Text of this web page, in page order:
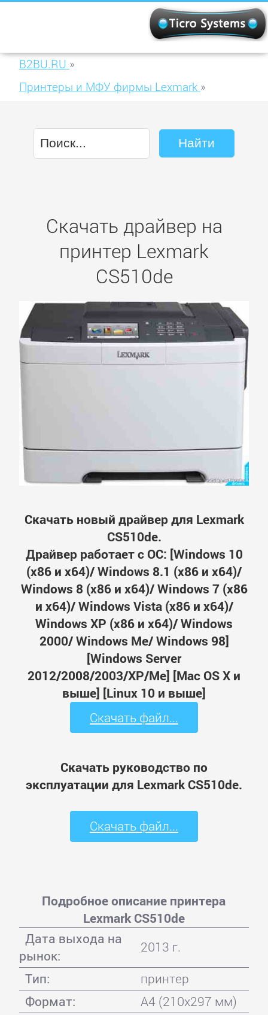
B2BU.RU »
Принтеры и МФУ фирмы Lexmark »
Скачать драйвер на
принтер Lexmark
CS510de
Скачать новый драйвер для Lexmark
CS510de.
Драйвер работает с ОС: [Windows 10
(x86 и x64)/ Windows 8.1 (x86 и x64)/
Windows 8 (x86 и x64)/ Windows 7 (x86
и x64)/ Windows Vista (x86 и x64)/
Windows XP (x86 и x64)/ Windows
2000/ Windows Me/ Windows 98]
[Windows Server
2012/2008/2003/XP/Me] [Mac OS X и
выше] [Linux 10 и выше]
Скачать файл...
Скачать руководство по
эксплуатации для Lexmark CS510de.
Скачать файл...
Подробное описание принтера
Lexmark CS510de
Дата выхода на
рынок:
2013 г.
Тип:
принтер
Формат:
A4 (210x297 мм)